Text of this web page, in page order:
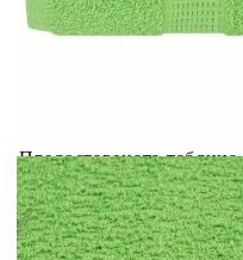
вноски на кредита.
Предоставената
Добавете продукта в
количката" и при
вноски на кредита.